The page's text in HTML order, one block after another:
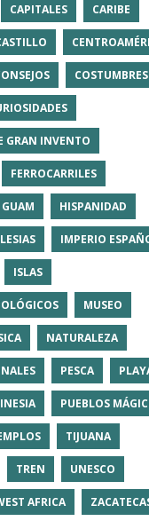
CAPITALES CARIBE
COSTUMBRES
GRAN INVENTO
FERROCARRILES
GUAM HISPANIDAD
IMPERIO
ISLAS
MUSEO
NATURALEZA
PESCA
PUEBLOS
TIJUANA
TREN UNESCO
AFRICA